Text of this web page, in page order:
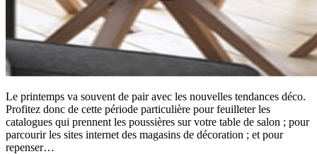
Le printemps va souvent de pair avec les nouvelles tendances déco.
Profitez donc de cette période particulière pour feuilleter les
catalogues qui prennent les poussières sur votre table de salon ; pour
parcourir les sites internet des magasins de décoration ; et pour
repenser…